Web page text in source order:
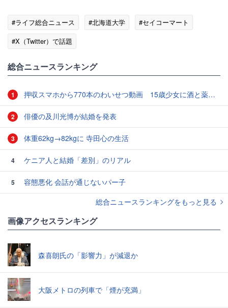
#ライフ総合ニュース #北海道大学
#セイコーマート
#X（Twitter）で話題
総合ニュースランキング
1 押収スマホから770本のわいせつ動画 15歳少女に酒と薬飲ませ性的暴行か 54歳男を再逮捕 「薬もありますよ」とSNSで誘い出し
2 俳優の及川光博が結婚を発表
3 体重62kg→82kgに 寺田心の生活
4 ケニア人と結婚「差別」のリアル
5
容態悪化 会話が通じないパー子
総合ニュースランキングをもっと見る
画像アクセスランキング
森喜朗氏の「影響力」が減退か
大阪メトロの列車で「煙が充満」